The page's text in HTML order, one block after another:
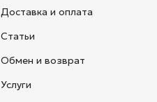
Доставка и оплата
Статьи
Обмен и возврат
Услуги